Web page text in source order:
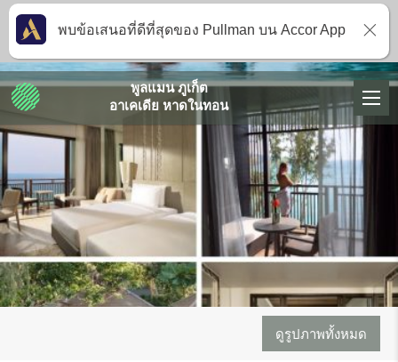
ดูรูปภาพทั้งหมด
พูลแมน ภูเก็ต
อาเคเดีย หาดในทอน
พบข้อเสนอที่ดีที่สุดของ Pullman บน Accor App